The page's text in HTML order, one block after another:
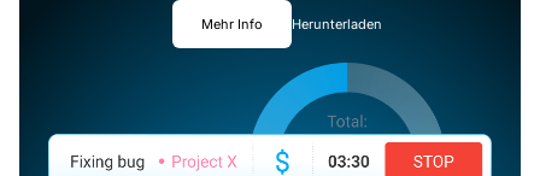
Mehr Info Herunterladen